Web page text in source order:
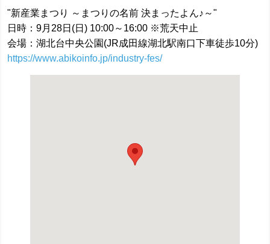
"新産業まつり ～まつりの名前 決まったよん♪～"
日時：9月28日(日) 10:00～16:00 ※荒天中止
会場：湖北台中央公園(JR成田線湖北駅南口下車徒歩10分)
https://www.abikoinfo.jp/industry-fes/